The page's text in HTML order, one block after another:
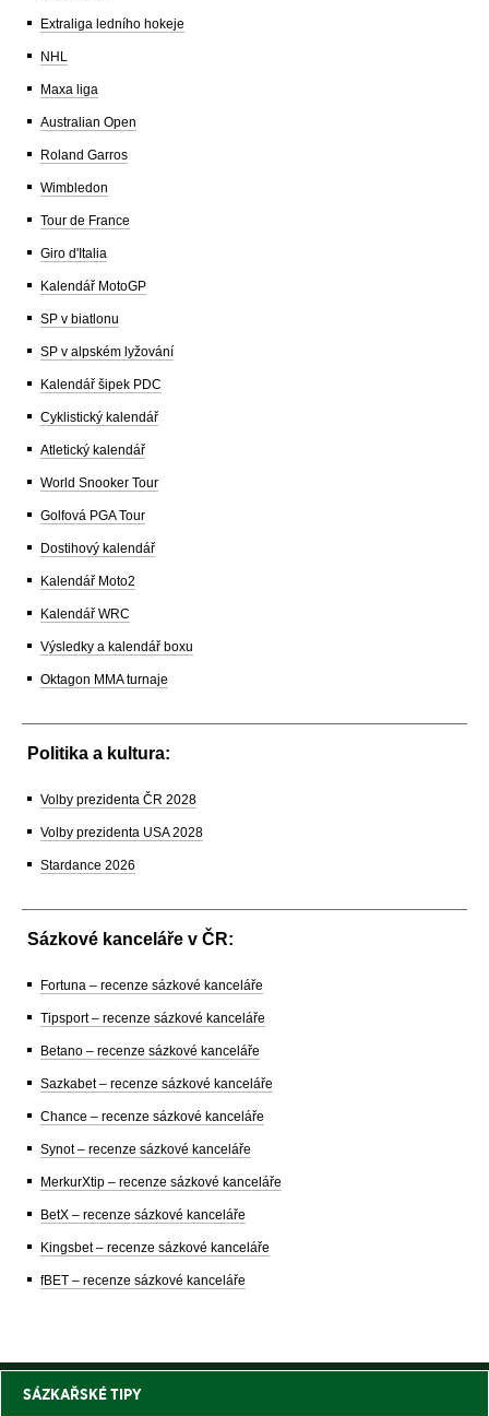
Extraliga ledního hokeje
NHL
Maxa liga
Australian Open
Roland Garros
Wimbledon
Tour de France
Giro d'Italia
Kalendář MotoGP
SP v biatlonu
SP v alpském lyžování
Kalendář šipek PDC
Cyklistický kalendář
Atletický kalendář
World Snooker Tour
Golfová PGA Tour
Dostihový kalendář
Kalendář Moto2
Kalendář WRC
Výsledky a kalendář boxu
Oktagon MMA turnaje
Politika a kultura:
Volby prezidenta ČR 2028
Volby prezidenta USA 2028
Stardance 2026
Sázkové kanceláře v ČR:
Fortuna – recenze sázkové kanceláře
Tipsport – recenze sázkové kanceláře
Betano – recenze sázkové kanceláře
Sazkabet – recenze sázkové kanceláře
Chance – recenze sázkové kanceláře
Synot – recenze sázkové kanceláře
MerkurXtip – recenze sázkové kanceláře
BetX – recenze sázkové kanceláře
Kingsbet – recenze sázkové kanceláře
fBET – recenze sázkové kanceláře
SÁZKAŘSKÉ TIPY